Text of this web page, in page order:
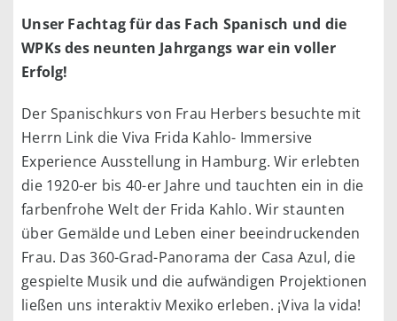
Unser Fachtag für das Fach Spanisch und die
WPKs des neunten Jahrgangs war ein voller
Erfolg!
Der Spanischkurs von Frau Herbers besuchte mit
Herrn Link die Viva Frida Kahlo- Immersive
Experience Ausstellung in Hamburg. Wir erlebten
die 1920-er bis 40-er Jahre und tauchten ein in die
farbenfrohe Welt der Frida Kahlo. Wir staunten
über Gemälde und Leben einer beeindruckenden
Frau. Das 360-Grad-Panorama der Casa Azul, die
gespielte Musik und die aufwändigen Projektionen
ließen uns interaktiv Mexiko erleben. ¡Viva la vida!